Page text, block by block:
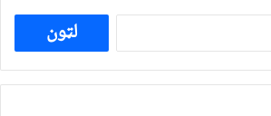
ددی
لپاره
لټون: